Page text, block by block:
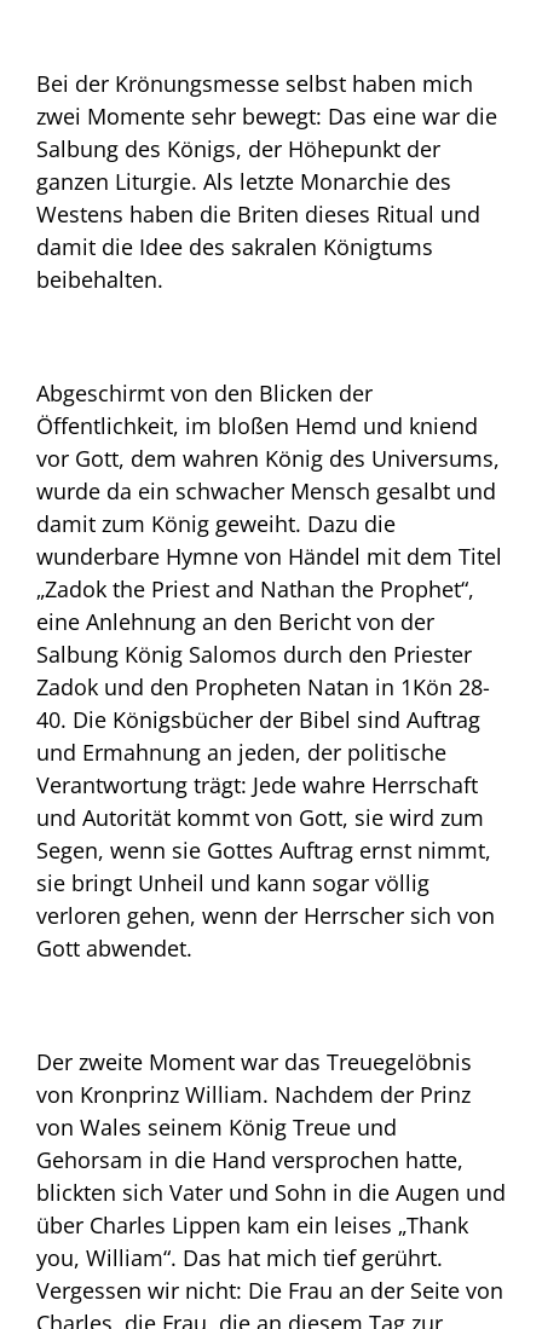
Bei der Krönungsmesse selbst haben mich
zwei Momente sehr bewegt: Das eine war die
Salbung des Königs, der Höhepunkt der
ganzen Liturgie. Als letzte Monarchie des
Westens haben die Briten dieses Ritual und
damit die Idee des sakralen Königtums
beibehalten.
Abgeschirmt von den Blicken der
Öffentlichkeit, im bloßen Hemd und kniend
vor Gott, dem wahren König des Universums,
wurde da ein schwacher Mensch gesalbt und
damit zum König geweiht. Dazu die
wunderbare Hymne von Händel mit dem Titel
„Zadok the Priest and Nathan the Prophet“,
eine Anlehnung an den Bericht von der
Salbung König Salomos durch den Priester
Zadok und den Propheten Natan in 1Kön 28-
40. Die Königsbücher der Bibel sind Auftrag
und Ermahnung an jeden, der politische
Verantwortung trägt: Jede wahre Herrschaft
und Autorität kommt von Gott, sie wird zum
Segen, wenn sie Gottes Auftrag ernst nimmt,
sie bringt Unheil und kann sogar völlig
verloren gehen, wenn der Herrscher sich von
Gott abwendet.
Der zweite Moment war das Treuegelöbnis
von Kronprinz William. Nachdem der Prinz
von Wales seinem König Treue und
Gehorsam in die Hand versprochen hatte,
blickten sich Vater und Sohn in die Augen und
über Charles Lippen kam ein leises „Thank
you, William“. Das hat mich tief gerührt.
Vergessen wir nicht: Die Frau an der Seite von